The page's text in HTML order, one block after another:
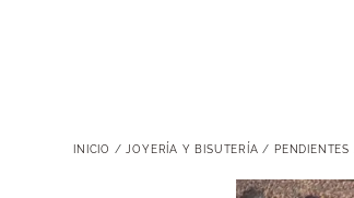
INICIO / JOYERÍA Y BISUTERÍA / PENDIENTES